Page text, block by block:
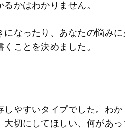
かはわかりません。
なったり、あなたの悩み
ことを決めました。
やすいタイプでした。わ
切にしてほしい、何があ